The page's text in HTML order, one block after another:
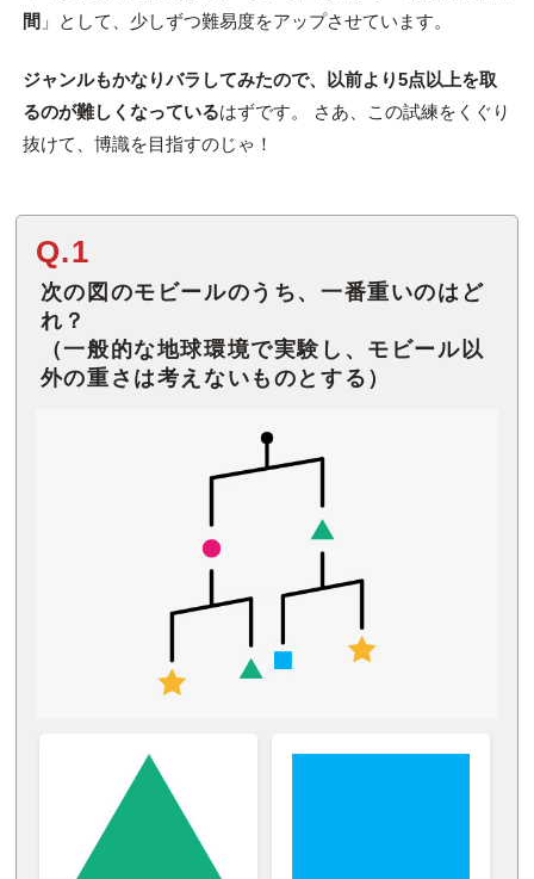
間 」として、少しずつ難易度をアップさせています。
ジャンルもかなりバラしてみたので、以前より5点以上を取
るのが難しくなっているはずです。 さあ、この試練をくぐり
抜けて、博識を目指すのじゃ！
Q.1
次の図のモビールのうち、一番重いのはど
れ？
（一般的な地球環境で実験し、モビール以
外の重さは考えないものとする）